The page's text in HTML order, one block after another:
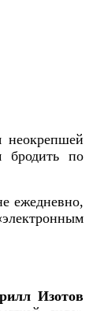
бродить по
ежедневно,
Изотов